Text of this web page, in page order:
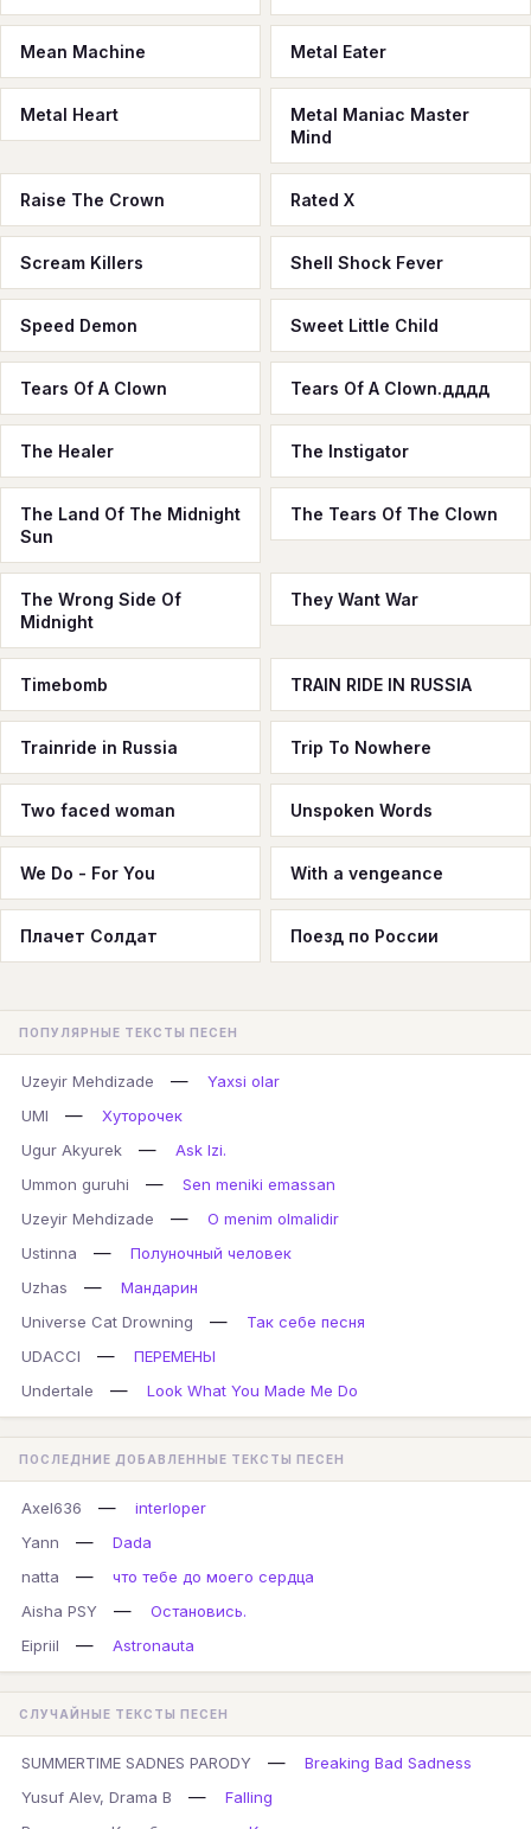
Mean Machine Metal Eater
Metal Heart
Metal Maniac Master
Mind
Raise The Crown Rated X
Scream Killers Shell Shock Fever
Speed Demon Sweet Little Child
Tears Of A Clown Tears Of A Clown.дддд
The Healer The Instigator
The Land Of The Midnight
Sun
The Tears Of The Clown
The Wrong Side Of
Midnight
They Want War
Timebomb TRAIN RIDE IN RUSSIA
Trainride in Russia Trip To Nowhere
Two faced woman Unspoken Words
We Do - For You With a vengeance
Плачет Солдат Поезд по России
ПОПУЛЯРНЫЕ ТЕКСТЫ ПЕСЕН
Uzeyir Mehdizade —
Yaxsi olar
UMI
—
Хуторочек
Ugur Akyurek
—
Ask Izi.
Ummon guruhi
—
Sen meniki emassan
Uzeyir Mehdizade
—
O menim olmalidir
Ustinna
—
Полуночный человек
Uzhas
—
Мандарин
Universe Cat Drowning
—
Так себе песня
UDACCI
—
ПЕРЕМЕНЫ
Undertale
— Look What You Made Me Do
ПОСЛЕДНИЕ ДОБАВЛЕННЫЕ ТЕКСТЫ ПЕСЕН
Axel636 —
interloper
Yann
—
Dada
natta
—
что тебе до моего сердца
Aisha PSY
—
Остановись.
Eipriil
— Astronauta
СЛУЧАЙНЫЕ ТЕКСТЫ ПЕСЕН
SUMMERTIME SADNES PARODY —
Breaking Bad Sadness
Yusuf Alev, Drama B
—
Falling